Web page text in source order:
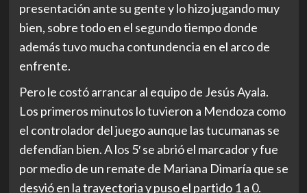
presentación ante su gente y lo hizo jugando muy
bien, sobre todo en el segundo tiempo donde
además tuvo mucha contundencia en el arco de
enfrente.
Pero le costó arrancar al equipo de Jesús Ayala.
Los primeros minutos lo tuvieron a Mendoza como
el controlador del juego aunque las tucumanas se
defendían bien. A los 5′ se abrió el marcador y fue
por medio de un remate de Mariana Dimaría que se
desvió en la trayectoria y puso el partido 1 a 0.